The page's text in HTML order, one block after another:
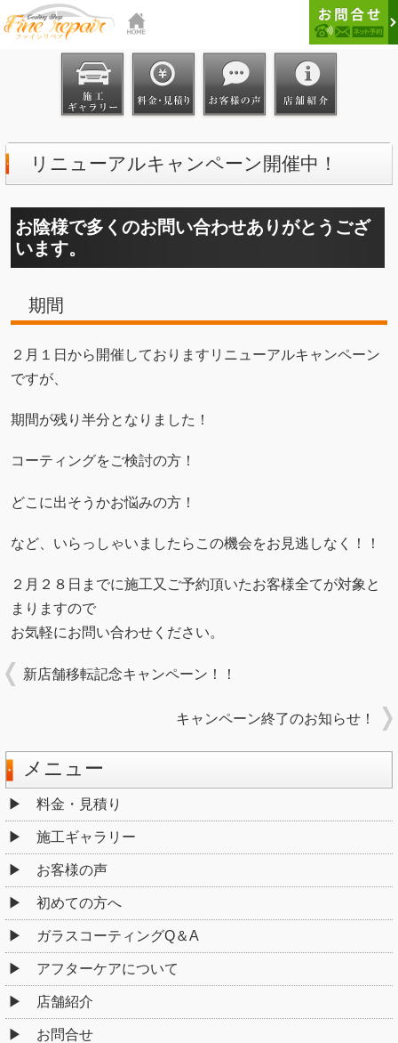
リニューアルキャンペーン開催中！
お陰様で多くのお問い合わせありがとうござ
います。
期間
２月１日から開催しておりますリニューアルキャンペーン
ですが、
期間が残り半分となりました！
コーティングをご検討の方！
どこに出そうかお悩みの方！
など、いらっしゃいましたらこの機会をお見逃しなく！！
２月２８日までに施工又ご予約頂いたお客様全てが対象と
まりますので
お気軽にお問い合わせください。
新店舗移転記念キャンペーン！！
キャンペーン終了のお知らせ！
メニュー
料金・見積り
施工ギャラリー
お客様の声
初めての方へ
ガラスコーティングQ＆A
アフターケアについて
店舗紹介
お問合せ